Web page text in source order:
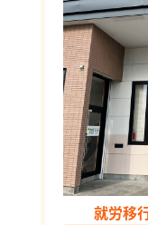
就労移